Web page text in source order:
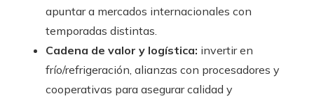
apuntar a mercados internacionales con
temporadas distintas.
Cadena de valor y logística: invertir en
frío/refrigeración, alianzas con procesadores y
cooperativas para asegurar calidad y